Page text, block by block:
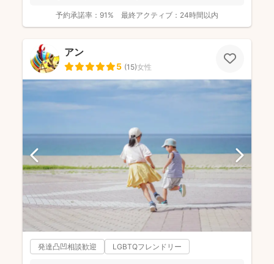
予約承諾率： 91% 最終アクティブ： 24時間以内
アン
5 (15)女性
発達凸凹相談歓迎 LGBTQフレンドリー